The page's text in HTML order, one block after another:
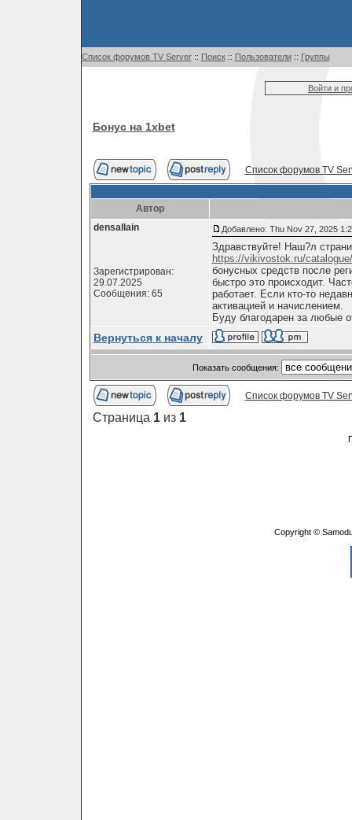
Список форумов TV Server:: Поиск:: Пользователи:: Группы
Войти и
Бонус на 1xbet
Список форумов TV
Автор
densallain
Зарегистрирован:
29.07.2025
Сообщения: 65
Добавлено: Thu Nov 27, 2025
Здравствуйте! Наш?л
https://vikivostok.ru/
бонусных средств после
быстро это происходит.
работает. Если кто-то
активацией и начислением.
Буду благодарен за любые
Вернуться к началу
Показать сообщения:
Список форумов TV
Страница 1из 1
Copyright ©